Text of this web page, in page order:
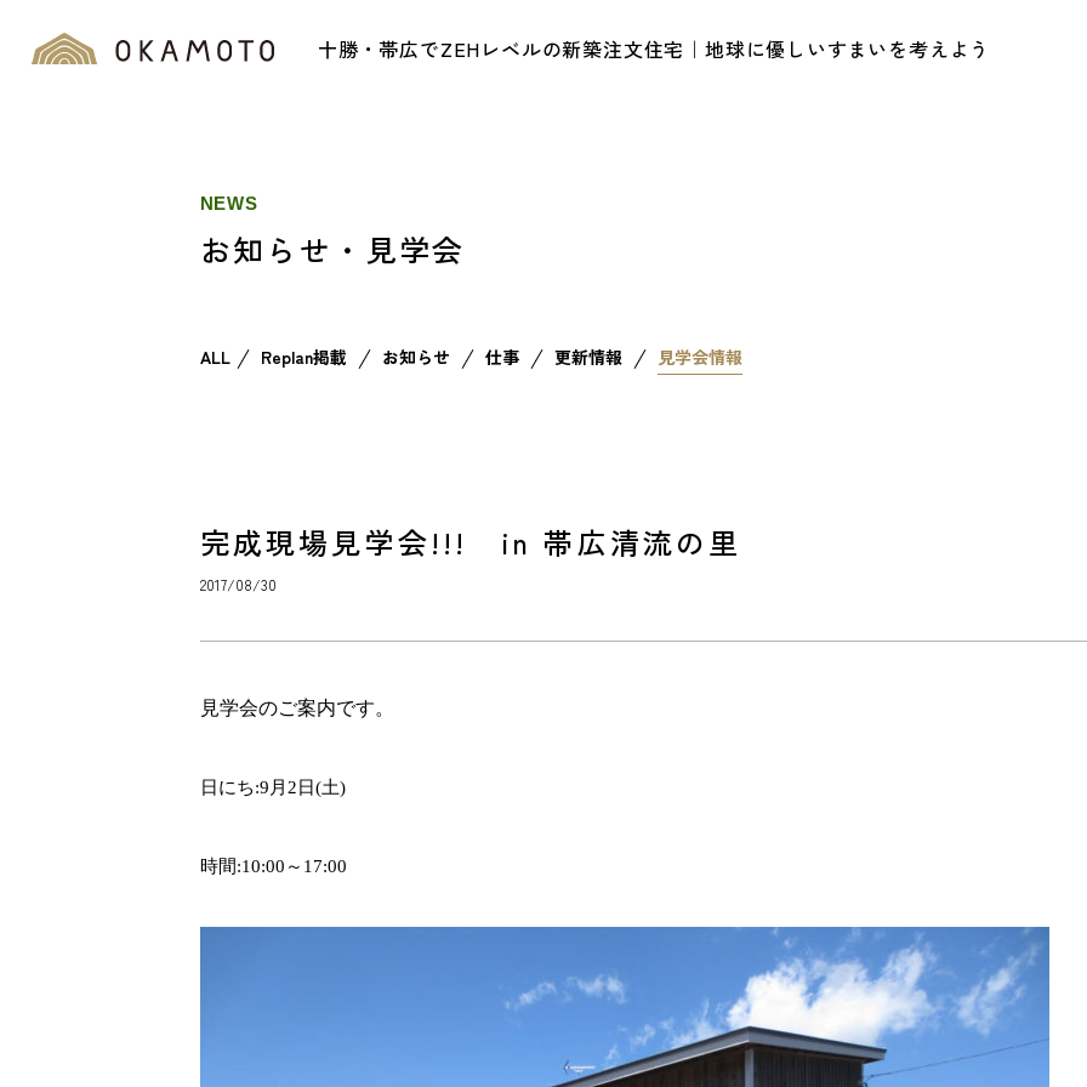
十勝・帯広でZEHレベルの新築注文住宅｜地球に優しいすまいを考えよう
NEWS
お知らせ・見学会
ALL Replan掲載 お知らせ 仕事 更新情報 見学会情報
完成現場見学会!!! in 帯広清流の里
2017/08/30
見学会のご案内です。
日にち:9 月 2 日(土)
時間:10:00 ～ 17:00